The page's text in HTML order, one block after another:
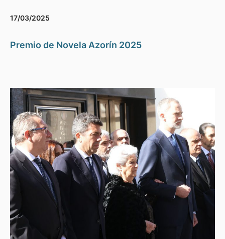
17/03/2025
Premio de Novela Azorín 2025